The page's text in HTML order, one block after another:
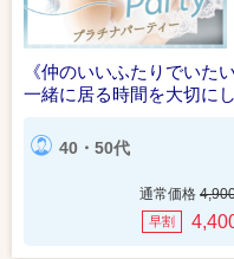
《仲のいいふたりでいたい
一緒に居る時間を大切に
40・50代
通常価格
早割